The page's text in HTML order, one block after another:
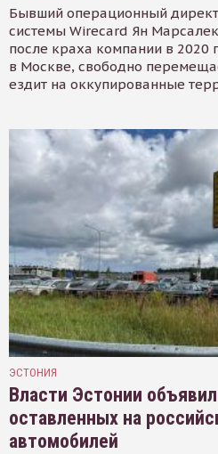
Бывший операционный
системы Wirecard Ян
после краха компании в 2020
в Москве, свободно
ездит на оккупированные
ЭСТОНИЯ
Власти Эстонии
оставленных на
автомобилей